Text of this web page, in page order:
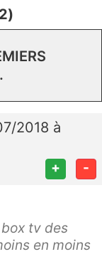
2018 à
+ -
tv des
en moins